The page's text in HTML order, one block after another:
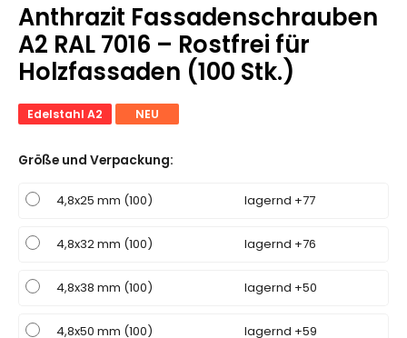
Anthrazit Fassadenschrauben
A2 RAL 7016 – Rostfrei für
Holzfassaden (100 Stk.)
Edelstahl A2 NEU
Größe und Verpackung:
4,8x25 mm (100) lagernd +77
4,8x32 mm (100) lagernd +76
4,8x38 mm (100) lagernd +50
4,8x50 mm (100) lagernd +59